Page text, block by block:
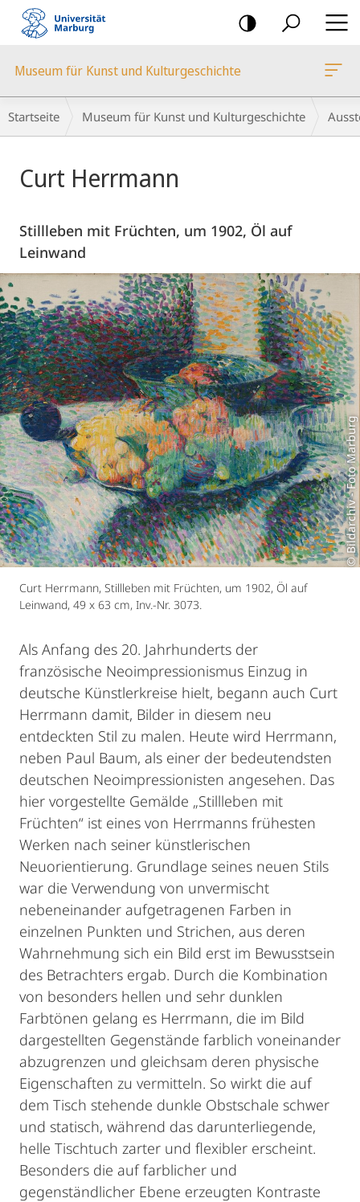
Mobile-
Navigation
Museum für Kunst und Kulturgeschichte
Breadcrumb-
Navigation
Startseite Museum für Kunst und Kulturgeschichte
Curt Herrmann
Stillleben mit Früchten, um 1902, Öl auf
Leinwand
© Bildarchiv - Foto Marburg
Curt Herrmann, Stillleben mit Früchten, um 1902, Öl auf
Leinwand, 49 x 63 cm, Inv.-Nr. 3073.
Als Anfang des 20. Jahrhunderts der
französische Neoimpressionismus Einzug in
deutsche Künstlerkreise hielt, begann auch Curt
Herrmann damit, Bilder in diesem neu
entdeckten Stil zu malen. Heute wird Herrmann,
neben Paul Baum, als einer der bedeutendsten
deutschen Neoimpressionisten angesehen. Das
hier vorgestellte Gemälde „Stillleben mit
Früchten“ ist eines von Herrmanns frühesten
Werken nach seiner künstlerischen
Neuorientierung. Grundlage seines neuen Stils
war die Verwendung von unvermischt
nebeneinander aufgetragenen Farben in
einzelnen Punkten und Strichen, aus deren
Wahrnehmung sich ein Bild erst im Bewusstsein
des Betrachters ergab. Durch die Kombination
von besonders hellen und sehr dunklen
Farbtönen gelang es Herrmann, die im Bild
dargestellten Gegenstände farblich voneinander
abzugrenzen und gleichsam deren physische
Eigenschaften zu vermitteln. So wirkt die auf
dem Tisch stehende dunkle Obstschale schwer
und statisch, während das darunterliegende,
helle Tischtuch zarter und flexibler erscheint.
Besonders die auf farblicher und
gegenständlicher Ebene erzeugten Kontraste